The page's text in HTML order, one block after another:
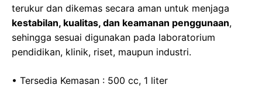
terukur dan dikemas secara aman untuk menjaga
kestabilan, kualitas, dan keamanan penggunaan,
sehingga sesuai digunakan pada laboratorium
pendidikan, klinik, riset, maupun industri.
• Tersedia Kemasan : 500 cc, 1 liter